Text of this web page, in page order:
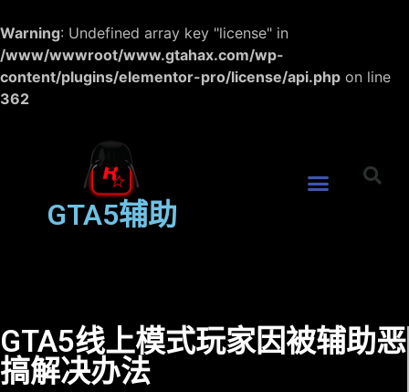
Warning: Undefined array key "license" in
/www/wwwroot/www.gtahax.com/wp-
content/plugins/elementor-pro/license/api.php on line
362
GTA5辅助
GTA5线上模式玩家因被辅助恶
搞解决办法